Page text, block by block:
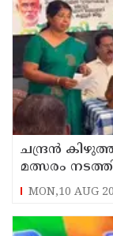
ചന്ദ്രൻ
മത്സരം
MON,10 AUG